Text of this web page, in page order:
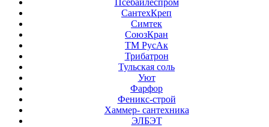
Псебайлеспром
СантехКреп
Симтек
СоюзКран
ТМ РусАк
Трибатрон
Тульская соль
Уют
Фарфор
Феникс-строй
Хаммер- сантехника
ЭЛБЭТ